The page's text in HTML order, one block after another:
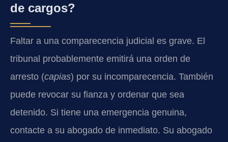
de cargos?
Faltar a una comparecencia judicial es grave. El
tribunal probablemente emitirá una orden de
arresto (capias) por su incomparecencia. También
puede revocar su fianza y ordenar que sea
detenido. Si tiene una emergencia genuina,
contacte a su abogado de inmediato. Su abogado